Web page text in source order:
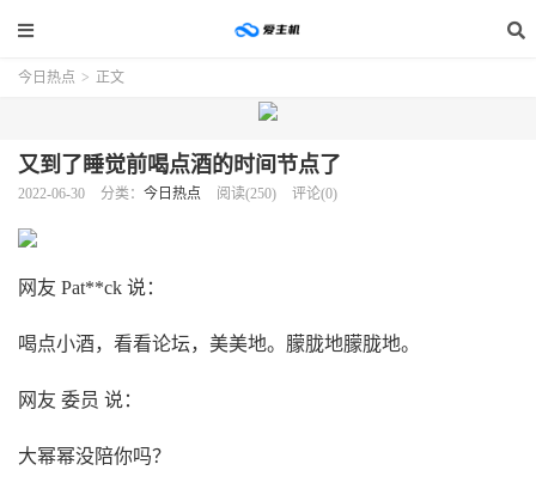
今日热点 > 正文
又到了睡觉前喝点酒的时间节点了
2022-06-30 分类： 今日热点 阅读(250) 评论(0)
网友 Pat**ck 说：
喝点小酒，看看论坛，美美地。朦胧地朦胧地。
网友 委员 说：
大幂幂没陪你吗？